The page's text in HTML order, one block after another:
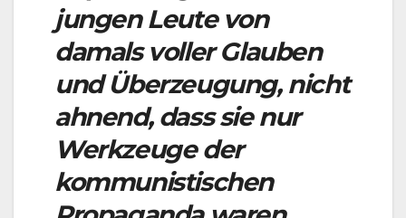
jungen Leute von
damals voller Glauben
und Überzeugung, nicht
ahnend, dass sie nur
Werkzeuge der
kommunistischen